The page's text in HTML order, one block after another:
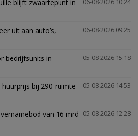
06-08-2026 10:24
blijft zwaartepunt in
06-08-2026 09:25
uit aan auto’s,
05-08-2026 15:18
bedrijfsunits in
05-08-2026 14:53
huurprijs bij 290-ruimte
05-08-2026 12:28
van 16 mrd